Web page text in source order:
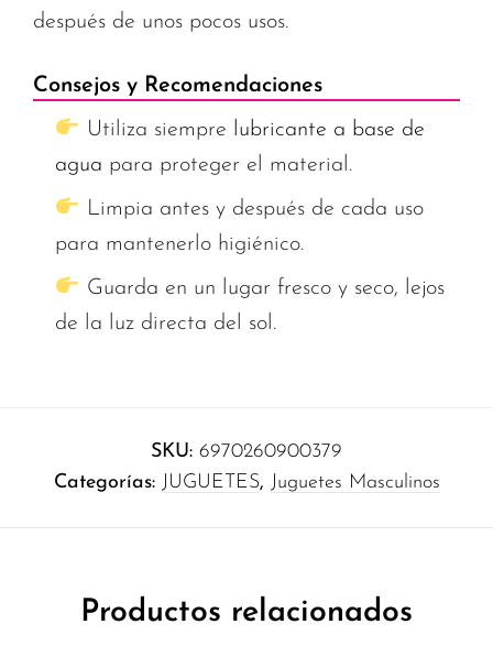
después de unos pocos usos.
Consejos y Recomendaciones
Utiliza siempre lubricante a base de
agua para proteger el material.
Limpia antes y después de cada uso
para mantenerlo higiénico.
Guarda en un lugar fresco y seco, lejos
de la luz directa del sol.
SKU: 6970260900379
Categorías: JUGUETES, Juguetes Masculinos
Productos relacionados